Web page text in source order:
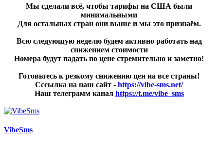
Мы сделали всё, чтобы тарифы на США были
минимальными
Для остальных стран они выше и мы это признаём.
Всю следующую неделю будем активно работать над
снижением стоимости
Номера будут падать по цене стремительно и заметно!
Готовьтесь к резкому снижению цен на все страны!
Сссылка на наш сайт - https://vibe-sms.net/
Наш телеграмм канал https://t.me/vibe_sms
VibeSms